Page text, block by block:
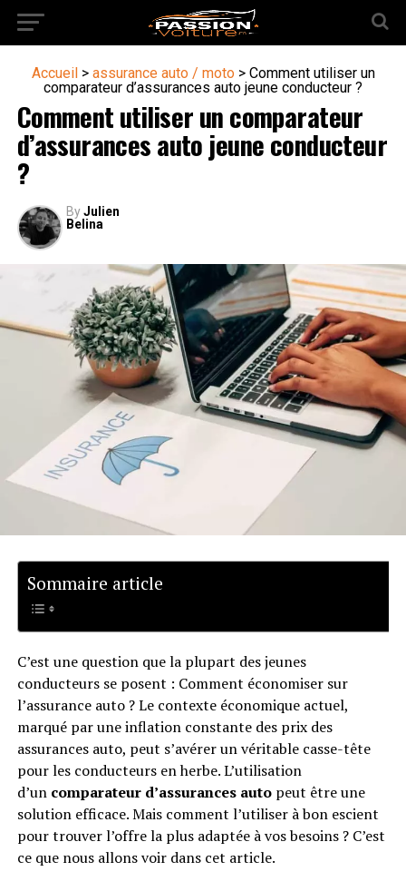
Accueil> assurance auto / moto> Comment utiliser un
comparateur d’assurances auto jeune conducteur ?
Comment utiliser un comparateur
d’assurances auto jeune conducteur
?
By Julien
Belina
Sommaire article
C’est une question que la plupart des jeunes
conducteurs se posent : Comment économiser sur
l’assurance auto ? Le contexte économique actuel,
marqué par une inflation constante des prix des
assurances auto, peut s’avérer un véritable casse-tête
pour les conducteurs en herbe. L’utilisation
d’un comparateur d’assurances autopeut être une
solution efficace. Mais comment l’utiliser à bon escient
pour trouver l’offre la plus adaptée à vos besoins ? C’est
ce que nous allons voir dans cet article.